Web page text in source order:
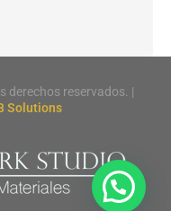
derechos reservados. |
Solutions